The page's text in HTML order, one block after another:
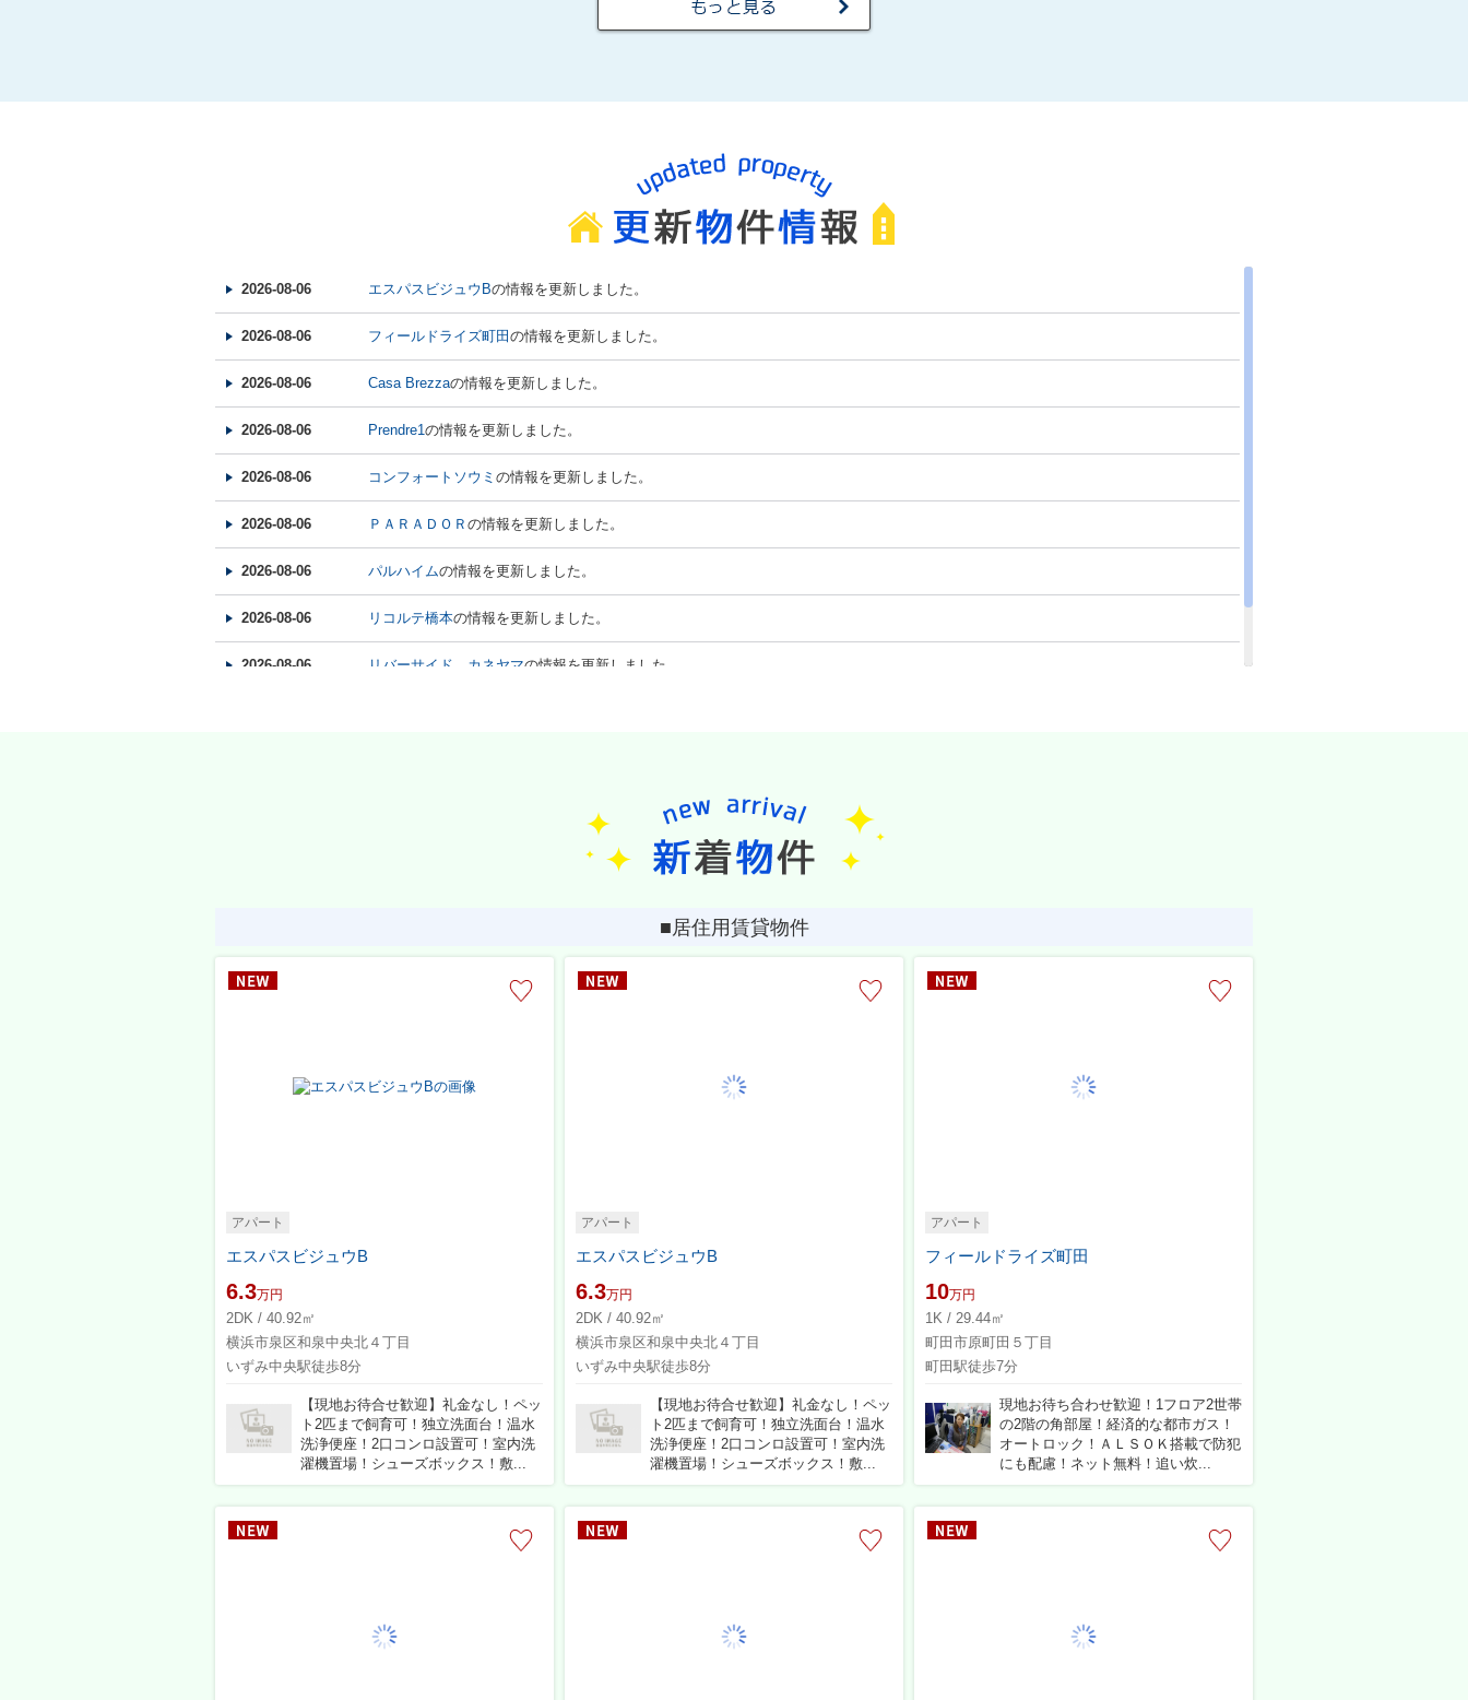
2025年12月24日（水）～2025年1月４日（日）
8/9（土）より8/15（金） まで
平素は格別のご愛顧を賜り、厚く御礼申し上げます。
誠に勝手ながら、下記の通り「GW休業」となります。
2025/4/30 ～ 2025/5/7 GW休業
2025/5/8 → 10：00より通常営業
皆様方には大変ご不便をおかけ致しますが
休業明け営業日より順次対応させて頂きます。
何卒ご了承下さいますようお願い申し上げます。
2026-08-06 エスパスビジュウBの情報を更新しました。
2026-08-06 フィールドライズ町田 の情報を更新しました。
2026-08-06 Casa Brezzaの情報を更新しました。
2026-08-06 Prendre1の情報を更新しました。
2026-08-06 コンフォートソウミ の情報を更新しました。
2026-08-06 ＰＡＲＡＤＯＲ の情報を更新しました。
2026-08-06 パルハイムの情報を更新しました。
2026-08-06 リコルテ橋本の情報を更新しました。
2026-08-06 リバーサイド カネヤマの情報を更新しました。
■居住用賃貸物件
アパート
エスパスビジュウB
6.3万円
2DK / 40.92㎡
横浜市泉区和泉中央北４丁目
いずみ中央駅徒歩8分
【現地お待合せ歓迎】礼金なし！ペッ
ト2匹まで飼育可！独立洗面台！温水
洗浄便座！2口コンロ設置可！室内洗
濯機置場！シューズボックス！敷...
アパート
エスパスビジュウB
6.3万円
2DK / 40.92㎡
横浜市泉区和泉中央北４丁目
いずみ中央駅徒歩8分
【現地お待合せ歓迎】礼金なし！ペッ
ト2匹まで飼育可！独立洗面台！温水
洗浄便座！2口コンロ設置可！室内洗
濯機置場！シューズボックス！敷...
アパート
フィールドライズ町田
10万円
1K / 29.44㎡
町田市原町田５丁目
町田駅徒歩7分
現地お待ち合わせ歓迎！1フロア2世帯
の2階の角部屋！経済的な都市ガス！
オートロック！ＡＬＳＯＫ搭載で防犯
にも配慮！ネット無料！追い炊...